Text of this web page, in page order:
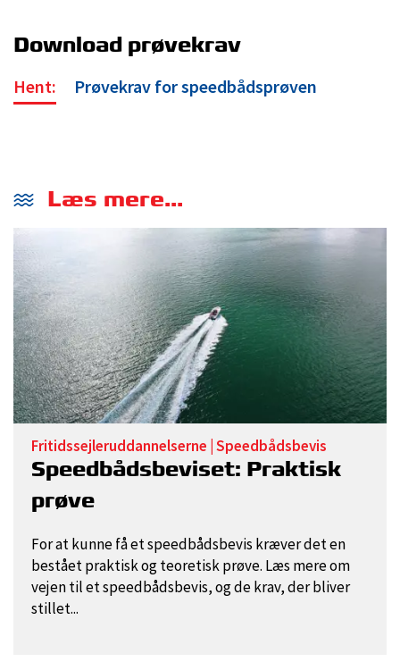
Download prøvekrav
Hent: Prøvekrav for speedbådsprøven
Læs mere...
Fritidssejleruddannelserne Speedbådsbevis
Speedbådsbeviset: Praktisk
prøve
For at kunne få et speedbådsbevis kræver det en
bestået praktisk og teoretisk prøve. Læs mere om
vejen til et speedbådsbevis, og de krav, der bliver
stillet...